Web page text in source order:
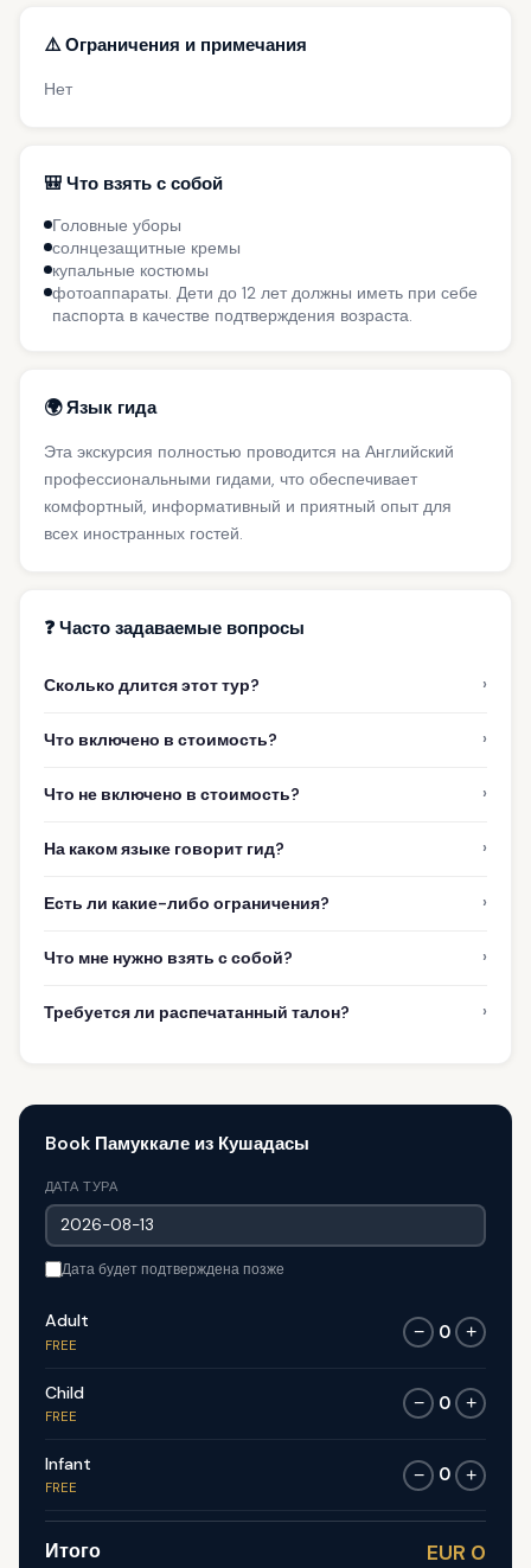
⚠️ Ограничения и примечания
Нет
🎒 Что взять с собой
Головные уборы
солнцезащитные кремы
купальные костюмы
фотоаппараты. Дети до 12 лет должны иметь при себе
паспорта в качестве подтверждения возраста.
🌍 Язык гида
Эта экскурсия полностью проводится на Английский
профессиональными гидами, что обеспечивает
комфортный, информативный и приятный опыт для
всех иностранных гостей.
❓ Часто задаваемые вопросы
Сколько длится этот тур? ›
Что включено в стоимость? ›
Что не включено в стоимость? ›
На каком языке говорит гид? ›
Есть ли какие-либо ограничения? ›
Что мне нужно взять с собой? ›
Требуется ли распечатанный талон? ›
Book Памуккале из Кушадасы
ДАТА ТУРА
Дата будет подтверждена позже
Adult
FREE
− 0 +
Child
FREE
− 0 +
Infant
FREE
− 0 +
Итого EUR 0